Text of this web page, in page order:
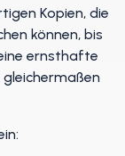
Kopien, die
können, bis
ernsthafte